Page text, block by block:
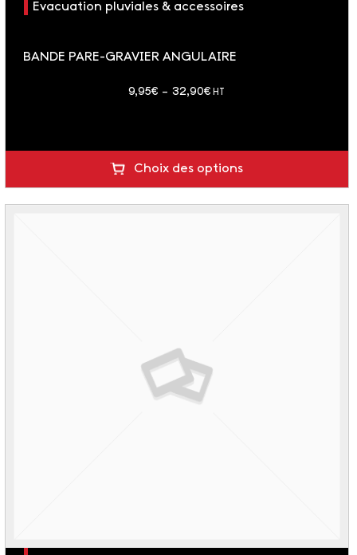
Evacuation pluviales & accessoires
BANDE PARE-GRAVIER ANGULAIRE
9,95€ – 32,90€Plage
9,95€
à
32,90€
HT
Choix des options